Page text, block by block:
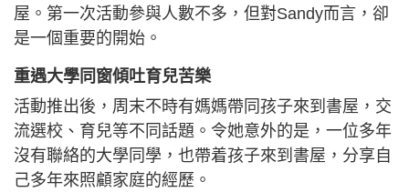
屋。第一次活動參與人數不多，但對Sandy而言，卻
是一個重要的開始。
重遇大學同窗傾吐育兒苦樂
活動推出後，周末不時有媽媽帶同孩子來到書屋，交
流選校、育兒等不同話題。令她意外的是，一位多年
沒有聯絡的大學同學，也帶着孩子來到書屋，分享自
己多年來照顧家庭的經歷。